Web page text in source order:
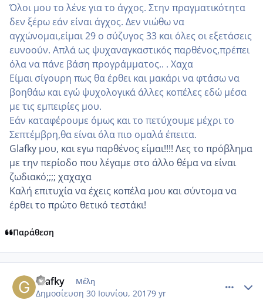
Όλοι μου το λένε για το άγχος. Στην πραγματικότητα
δεν ξέρω εάν είναι άγχος. Δεν νιώθω να
αγχώνομαι,είμαι 29 ο σύζυγος 33 και όλες οι εξετάσεις
ευνοούν. Απλά ως ψυχαναγκαστικός παρθένος,πρέπει
όλα να πάνε βάση προγράμματος.. . Χαχα
Είμαι σίγουρη πως θα έρθει και μακάρι να φτάσω να
βοηθάω και εγώ ψυχολογικά άλλες κοπέλες εδώ μέσα
με τις εμπειρίες μου.
Εάν καταφέρουμε όμως και το πετύχουμε μέχρι το
Σεπτέμβρη,θα είναι όλα πιο ομαλά έπειτα.
Glafky μου, και εγω παρθένος είμαι!!!! Λες το πρόβλημα
με την περίοδο που λέγαμε στο άλλο θέμα να είναι
ζωδιακό;;;; χαχαχα
Καλή επιτυχία να έχεις κοπέλα μου και σύντομα να
έρθει το πρώτο θετικό τεστάκι!
Παράθεση
Glafky Μέλη
Δημοσίευση 30 Ιουνίου, 20179 yr